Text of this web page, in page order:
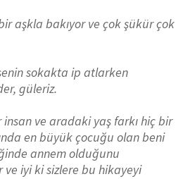
aşkla bakıyor ve çok şükür çok
sokakta ip atlarken
güleriz.
ve aradaki yaş farkı hiç bir
en büyük çocuğu olan beni
annem olduğunu
ve iyi ki sizlere bu hikayeyi